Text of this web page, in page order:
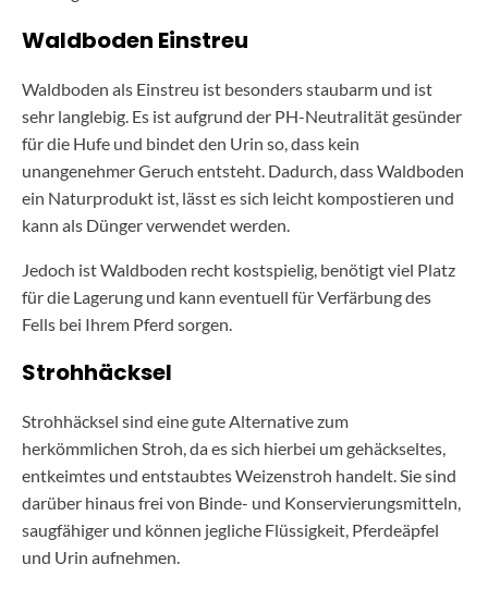
Waldboden Einstreu
Waldboden als Einstreu ist besonders staubarm und ist
sehr langlebig. Es ist aufgrund der PH-Neutralität gesünder
für die Hufe und bindet den Urin so, dass kein
unangenehmer Geruch entsteht. Dadurch, dass Waldboden
ein Naturprodukt ist, lässt es sich leicht kompostieren und
kann als Dünger verwendet werden.
Jedoch ist Waldboden recht kostspielig, benötigt viel Platz
für die Lagerung und kann eventuell für Verfärbung des
Fells bei Ihrem Pferd sorgen.
Strohhäcksel
Strohhäcksel sind eine gute Alternative zum
herkömmlichen Stroh, da es sich hierbei um gehäckseltes,
entkeimtes und entstaubtes Weizenstroh handelt. Sie sind
darüber hinaus frei von Binde- und Konservierungsmitteln,
saugfähiger und können jegliche Flüssigkeit, Pferdeäpfel
und Urin aufnehmen.